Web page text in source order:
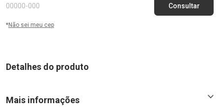
*Não sei meu cep
Detalhes do produto
Mais informações